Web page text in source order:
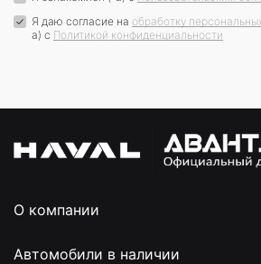
Я даю согласие на обработку
а) c Политикой конфиденциальности
О компании
Автомобили в наличии